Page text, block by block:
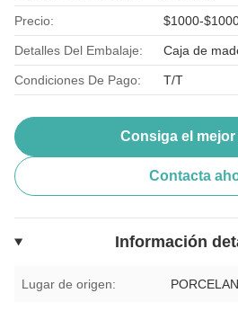
Precio: $1000-
Detalles Del Embalaje: Caja de
Condiciones De Pago: T/T
Consiga el
Contacta
Información
Lugar de origen: